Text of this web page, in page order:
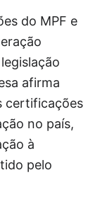
do MPF e
afirma
certificações
no país,
à
pelo